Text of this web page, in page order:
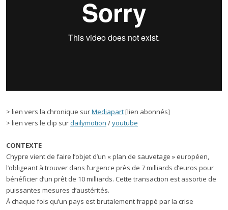
> lien vers la chronique surMediapart[lien abonnés]
> lien vers le clip surdailymotion /youtube
CONTEXTE
Chypre vient de faire l’objet d’un « plan de sauvetage » européen,
l’obligeant à trouver dans l’urgence près de 7 milliards d’euros pour
bénéficier d’un prêt de 10 milliards. Cette transaction est assortie de
puissantes mesures d’austérités.
À chaque fois qu’un pays est brutalement frappé par la crise